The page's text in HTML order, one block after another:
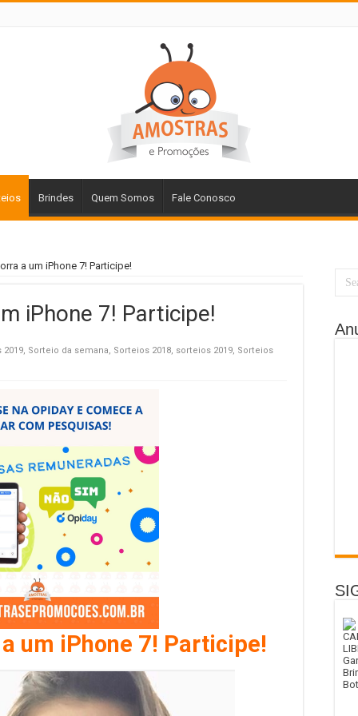
Brindes Quem Somos Fale Conosco
a um iPhone 7! Participe!
iPhone 7! Participe!
, Sorteio da semana, Sorteios 2018, sorteios 2019, Sorteios
um iPhone 7! Participe!